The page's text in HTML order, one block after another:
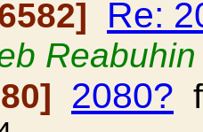
Re:
Reabuhin
2080?